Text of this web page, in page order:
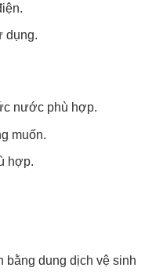
dụng.
nước phù hợp.
muốn.
hợp.
bằng dung dịch vệ sinh